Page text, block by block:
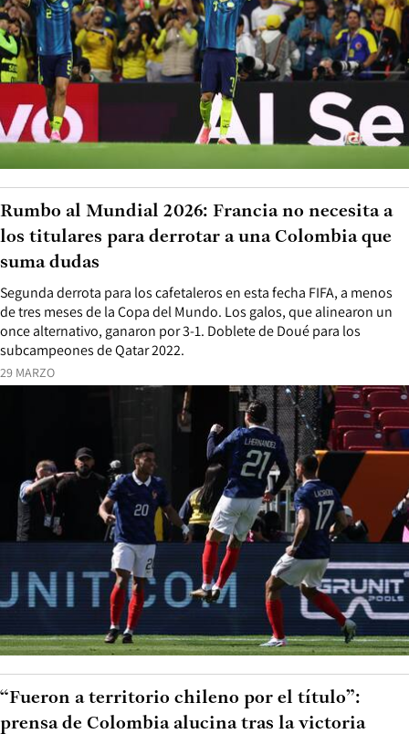
29 MARZO
Segunda derrota para los cafetaleros en esta fecha FIFA, a menos
de tres meses de la Copa del Mundo. Los galos, que alinearon un
once alternativo, ganaron por 3-1. Doblete de Doué para los
subcampeones de Qatar 2022.
Rumbo al Mundial 2026: Francia no necesita a
los titulares para derrotar a una Colombia que
suma dudas
“Fueron a territorio chileno por el título”:
prensa de Colombia alucina tras la victoria